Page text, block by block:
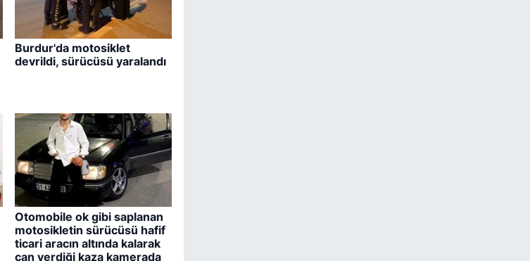
Burdur'da motosiklet
devrildi, sürücüsü yaralandı
Otomobile ok gibi saplanan
motosikletin sürücüsü hafif
ticari aracın altında kalarak
can verdiği kaza kamerada